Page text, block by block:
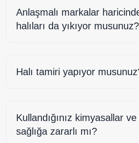
Anlaşmalı markalar
halıları da yıkıyor musunuz?
Halı tamiri yapıyor
Kullandığınız kimyasallar
sağlığa zararlı mı?